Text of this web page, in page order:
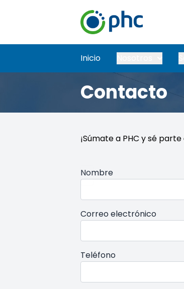
Inicio
Contacto
¡Súmate a PHC y sé
Nombre
Correo electrónico
Teléfono